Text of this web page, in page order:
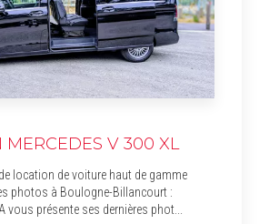
MERCEDES V 300 XL
location de voiture haut de gamme
photos à Boulogne-Billancourt :
vous présente ses dernières phot...